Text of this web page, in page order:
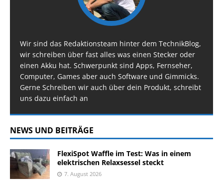
Wir sind das Redaktionsteam hinter dem TechnikBlog,
wir schreiben über fast alles was einen Stecker oder
einen Akku hat. Schwerpunkt sind Apps, Fernseher,
Computer, Games aber auch Software und Gimmicks.
Gerne Schreiben wir auch über dein Produkt, schreibt
uns dazu einfach an
NEWS UND BEITRÄGE
FlexiSpot Waffle im Test: Was in einem
elektrischen Relaxsessel steckt
7. August 2026